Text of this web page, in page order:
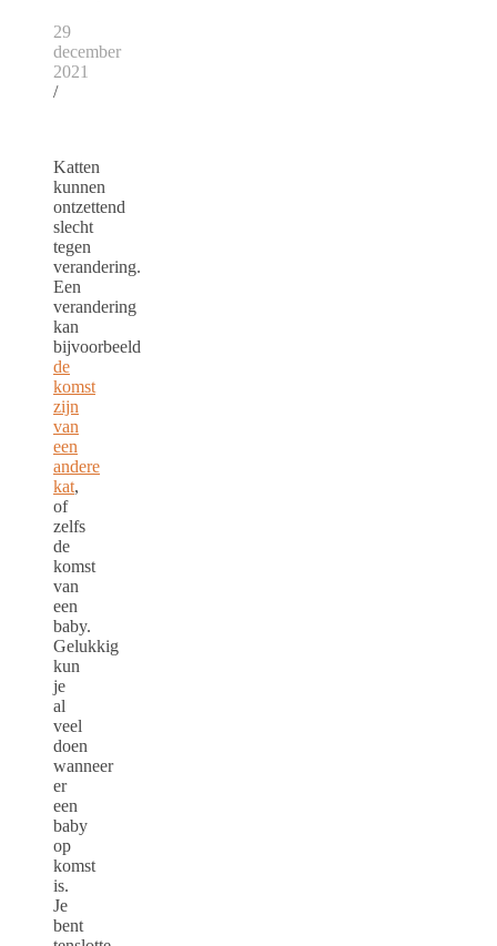
29
december
2021
/
Katten
kunnen
ontzettend
slecht
tegen
verandering.
Een
verandering
kan
bijvoorbeeld
de
komst
zijn
van
een
andere
kat,
of
zelfs
de
komst
van
een
baby.
Gelukkig
kun
je
al
veel
doen
wanneer
er
een
baby
op
komst
is.
Je
bent